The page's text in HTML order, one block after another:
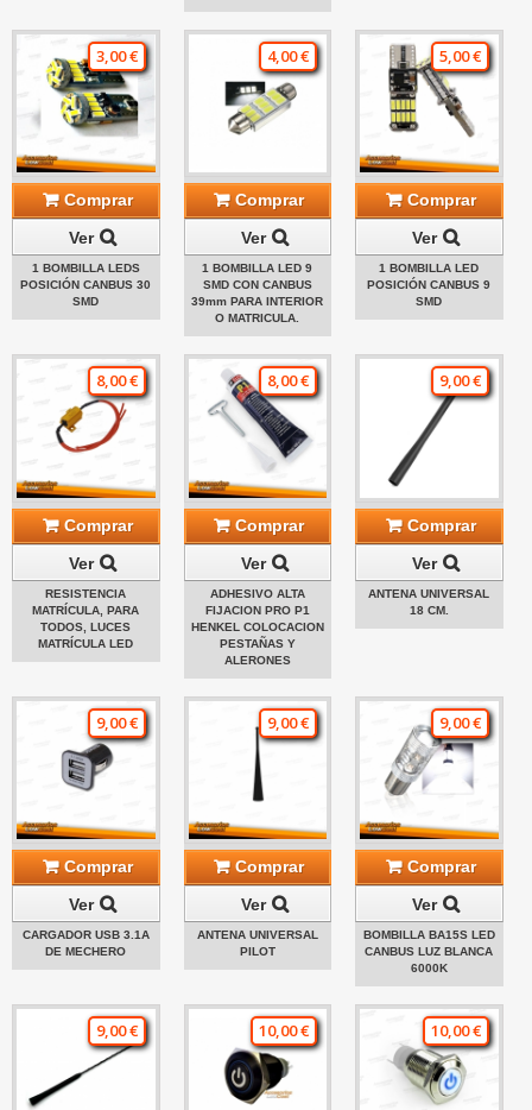
3,00 €
Comprar
Ver
1 BOMBILLA LEDS
POSICIÓN CANBUS 30
SMD
4,00 €
Comprar
Ver
1 BOMBILLA LED 9
SMD CON CANBUS
39mm PARA INTERIOR
O MATRICULA.
5,00 €
Comprar
Ver
1 BOMBILLA LED
POSICIÓN CANBUS 9
SMD
8,00 €
Comprar
Ver
RESISTENCIA
MATRÍCULA, PARA
TODOS, LUCES
MATRÍCULA LED
8,00 €
Comprar
Ver
ADHESIVO ALTA
FIJACION PRO P1
HENKEL COLOCACION
PESTAÑAS Y
ALERONES
9,00 €
Comprar
Ver
ANTENA UNIVERSAL
18 CM.
9,00 €
Comprar
Ver
CARGADOR USB 3.1A
DE MECHERO
9,00 €
Comprar
Ver
ANTENA UNIVERSAL
PILOT
9,00 €
Comprar
Ver
BOMBILLA BA15S LED
CANBUS LUZ BLANCA
6000K
9,00 € 10,00 € 10,00 €